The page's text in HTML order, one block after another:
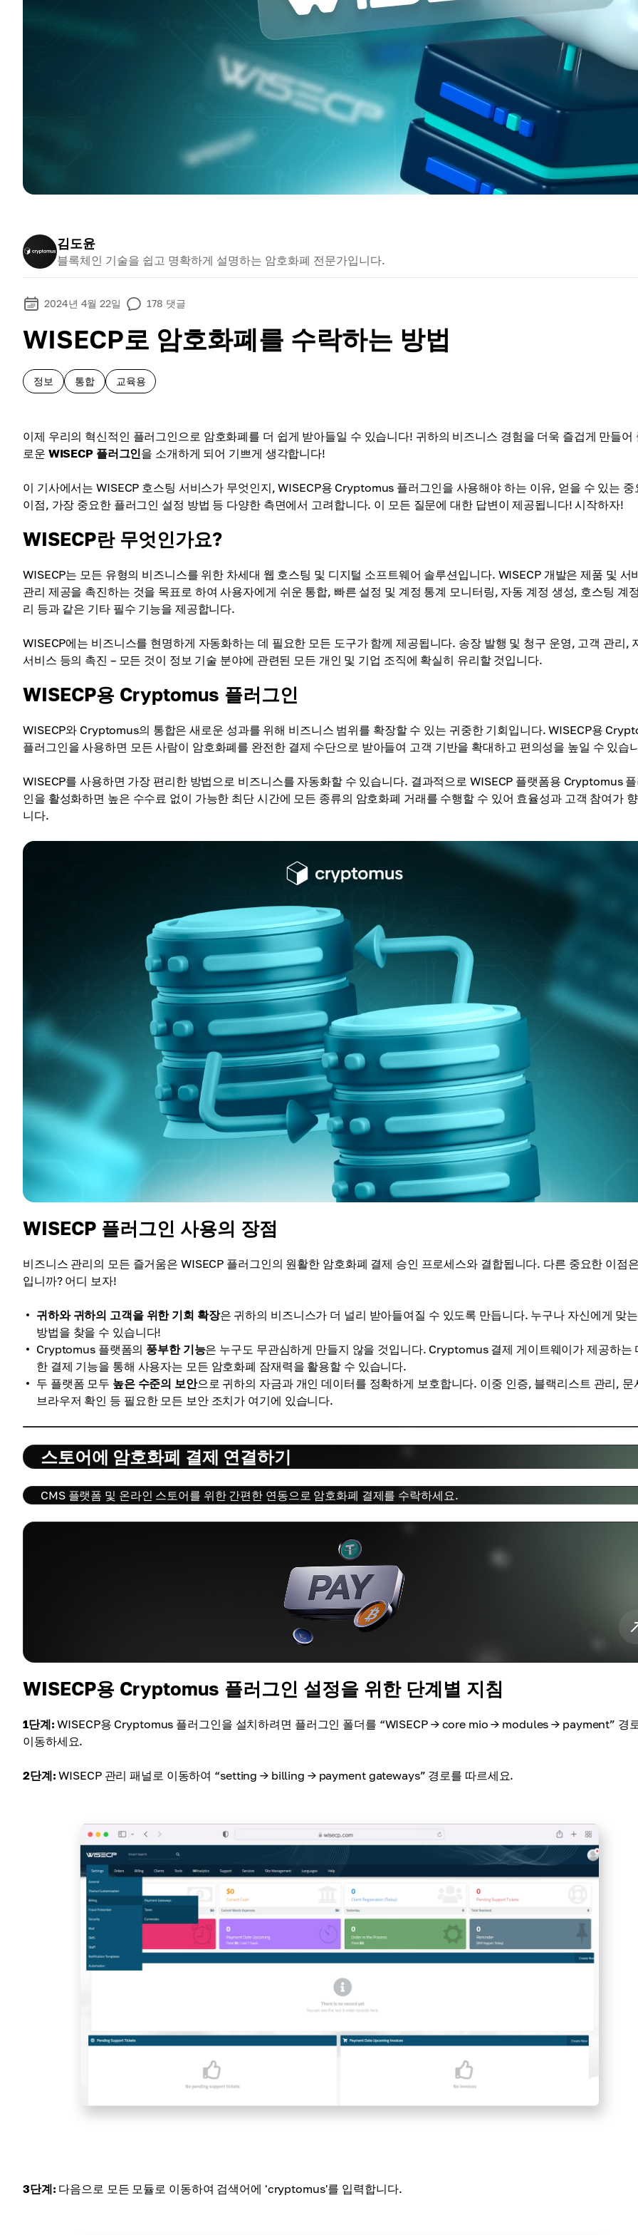
김도윤
블록체인 기술을 쉽고 명확하게 설명하는 암호화폐 전문가입니다.
2024년 4월 22일 178 댓글
WISECP로 암호화폐를 수락하는 방법
정보 통합 교육용
이제 우리의 혁신적인 플러그인으로 암호화폐를 더 쉽게 받아들일 수 있습니다! 귀하의 비즈니스 경험을 더욱 즐겁게 만들어
로운 WISECP 플러그인을 소개하게 되어 기쁘게 생각합니다!
이 기사에서는 WISECP 호스팅 서비스가 무엇인지, WISECP용 Cryptomus 플러그인을 사용해야 하는 이유, 얻을 수 있는 중
이점, 가장 중요한 플러그인 설정 방법 등 다양한 측면에서 고려합니다. 이 모든 질문에 대한 답변이 제공됩니다! 시작하자!
WISECP란 무엇인가요?
WISECP는 모든 유형의 비즈니스를 위한 차세대 웹 호스팅 및 디지털 소프트웨어 솔루션입니다. WISECP 개발은 제품 및 서
관리 제공을 촉진하는 것을 목표로 하여 사용자에게 쉬운 통합, 빠른 설정 및 계정 통계 모니터링, 자동 계정 생성, 호스팅 계
리 등과 같은 기타 필수 기능을 제공합니다.
WISECP에는 비즈니스를 현명하게 자동화하는 데 필요한 모든 도구가 함께 제공됩니다. 송장 발행 및 청구 운영, 고객 관리,
서비스 등의 촉진 – 모든 것이 정보 기술 분야에 관련된 모든 개인 및 기업 조직에 확실히 유리할 것입니다.
WISECP용 Cryptomus 플러그인
WISECP와 Cryptomus의 통합은 새로운 성과를 위해 비즈니스 범위를 확장할 수 있는 귀중한 기회입니다. WISECP용
플러그인을 사용하면 모든 사람이 암호화폐를 완전한 결제 수단으로 받아들여 고객 기반을 확대하고 편의성을 높일 수 있습
WISECP를 사용하면 가장 편리한 방법으로 비즈니스를 자동화할 수 있습니다. 결과적으로 WISECP 플랫폼용 Cryptomus
인을 활성화하면 높은 수수료 없이 가능한 최단 시간에 모든 종류의 암호화폐 거래를 수행할 수 있어 효율성과 고객 참여가
니다.
WISECP 플러그인 사용의 장점
비즈니스 관리의 모든 즐거움은 WISECP 플러그인의 원활한 암호화폐 결제 승인 프로세스와 결합됩니다. 다른 중요한 이점
입니까? 어디 보자!
귀하와 귀하의 고객을 위한 기회 확장은 귀하의 비즈니스가 더 널리 받아들여질 수 있도록 만듭니다. 누구나 자신에게 맞
방법을 찾을 수 있습니다!
Cryptomus 플랫폼의 풍부한 기능은 누구도 무관심하게 만들지 않을 것입니다. Cryptomus 결제 게이트웨이가 제공하는
한 결제 기능을 통해 사용자는 모든 암호화폐 잠재력을 활용할 수 있습니다.
두 플랫폼 모두 높은 수준의 보안으로 귀하의 자금과 개인 데이터를 정확하게 보호합니다. 이중 인증, 블랙리스트 관리, 문
브라우저 확인 등 필요한 모든 보안 조치가 여기에 있습니다.
스토어에 암호화폐 결제 연결하기
CMS 플랫폼 및 온라인 스토어를 위한 간편한 연동으로 암호화폐 결제를 수락하세요.
WISECP용 Cryptomus 플러그인 설정을 위한 단계별 지침
1단계: WISECP용 Cryptomus 플러그인을 설치하려면 플러그인 폴더를 “WISECP → core mio → modules → payment” 경
이동하세요.
2단계: WISECP 관리 패널로 이동하여 “setting → billing → payment gateways” 경로를 따르세요.
3단계: 다음으로 모든 모듈로 이동하여 검색어에 'cryptomus'를 입력합니다.